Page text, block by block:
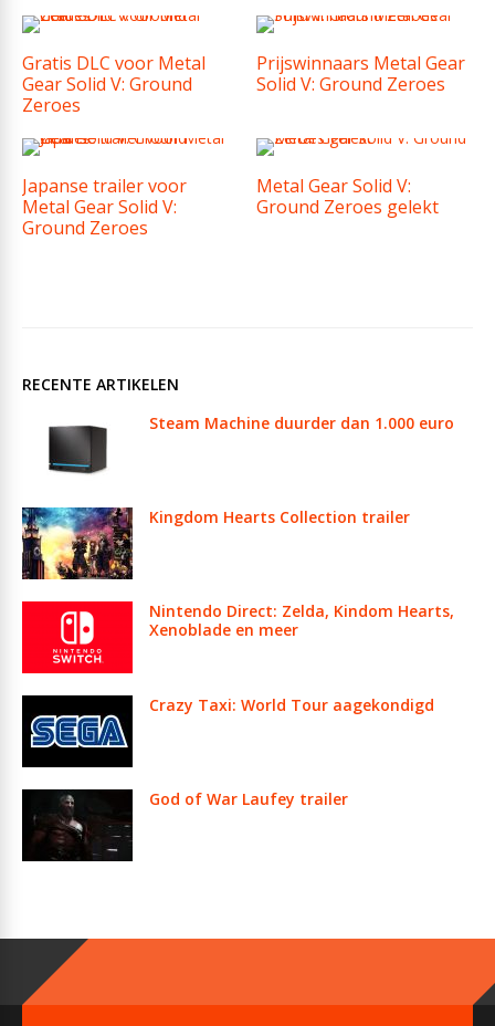
Gratis DLC voor Metal
Gear Solid V: Ground
Zeroes
Prijswinnaars Metal Gear
Solid V: Ground Zeroes
Japanse trailer voor
Metal Gear Solid V:
Ground Zeroes
Metal Gear Solid V:
Ground Zeroes gelekt
RECENTE ARTIKELEN
Steam Machine duurder dan 1.000 euro
Kingdom Hearts Collection trailer
Nintendo Direct: Zelda, Kindom Hearts,
Xenoblade en meer
Crazy Taxi: World Tour aagekondigd
God of War Laufey trailer